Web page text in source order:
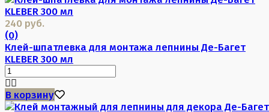
240 руб.
(0)
Клей-шпатлевка для монтажа лепнины Де-Багет
KLEBER 300 мл
В корзину